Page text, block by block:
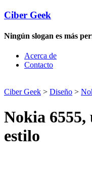
Ciber Geek
Ningún slogan es más
Acerca de
Contacto
Ciber Geek > Diseño >
Nokia 6555,
estilo